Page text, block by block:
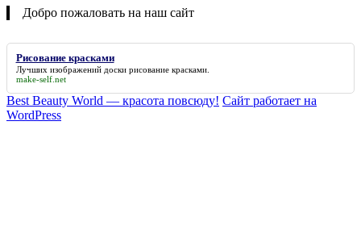
Добро пожаловать на наш сайт
Рисование красками
Лучших изображений доски рисование красками.
make-self.net
Best Beauty World — красота повсюду! Сайт работает на
WordPress